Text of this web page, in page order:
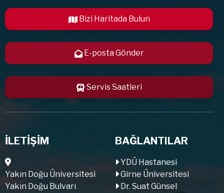
Bizi Haritada Bulun
E-posta Gönder
Servis Saatleri
İLETİŞİM
Yakın Doğu Üniversitesi
Yakın Doğu Bulvarı
BAĞLANTILAR
YDÜ Hastanesi
Girne Üniversitesi
Dr. Suat Günsel